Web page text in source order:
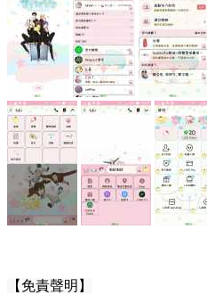
【 免責聲明】